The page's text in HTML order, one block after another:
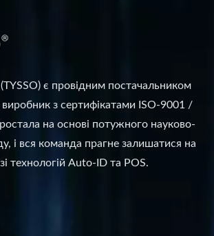
є провідним постачальником
з сертифікатами ISO-9001 /
на основі потужного науково-
і вся команда прагне залишатися на
технологій Auto-ID та POS.